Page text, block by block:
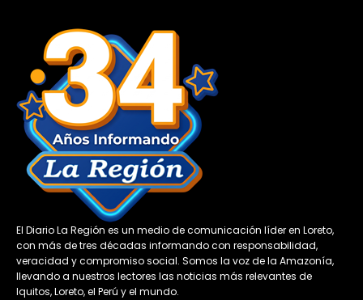
El Diario La Región es un medio de comunicación líder en Loreto,
con más de tres décadas informando con responsabilidad,
veracidad y compromiso social. Somos la voz de la Amazonía,
llevando a nuestros lectores las noticias más relevantes de
Iquitos, Loreto, el Perú y el mundo.